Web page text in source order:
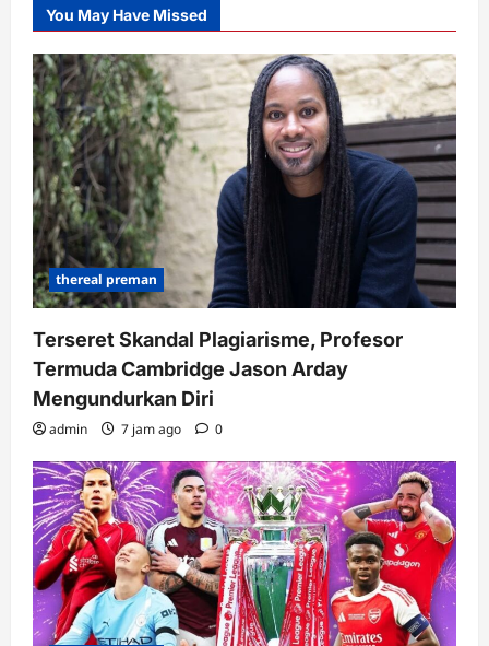
You May Have Missed
thereal preman
Terseret Skandal Plagiarisme, Profesor
Termuda Cambridge Jason Arday
Mengundurkan Diri
admin 7 jam ago 0